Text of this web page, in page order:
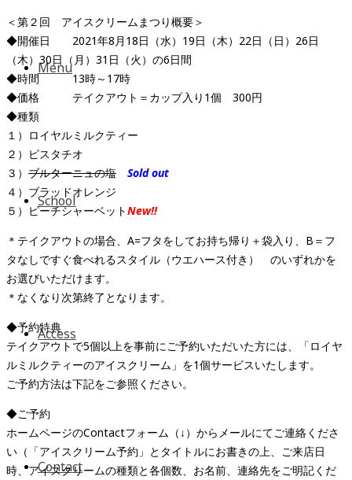
Menu
School
Access
Contact
＜第２回 アイスクリームまつり概要＞
◆開催日 2021年8月18日（水）19日（木）22日（日）26日
（木）30日（月）31日（火）の6日間
◆時間 13時～17時
◆価格 テイクアウト＝カップ入り1個 300円
◆種類
１）ロイヤルミルクティー
２）ピスタチオ
３） ブルターニュの塩
Sold out
４）ブラッドオレンジ
５）ピーチシャーベットNew!!
＊テイクアウトの場合、A=フタをしてお持ち帰り＋袋入り、B＝フ
タなしですぐ食べれるスタイル（ウエハース付き） のいずれかを
お選びいただけます。
＊なくなり次第終了となります。
◆予約特典
テイクアウトで5個以上を事前にご予約いただいた方には、「ロイヤ
ルミルクティーのアイスクリーム」を1個サービスいたします。
ご予約方法は下記をご参照ください。
◆ご予約
ホームページのContactフォーム（↓）からメールにてご連絡くださ
い（「アイスクリーム予約」とタイトルにお書きの上、ご来店日
時、アイスクリームの種類と各個数、お名前、連絡先をご明記くだ